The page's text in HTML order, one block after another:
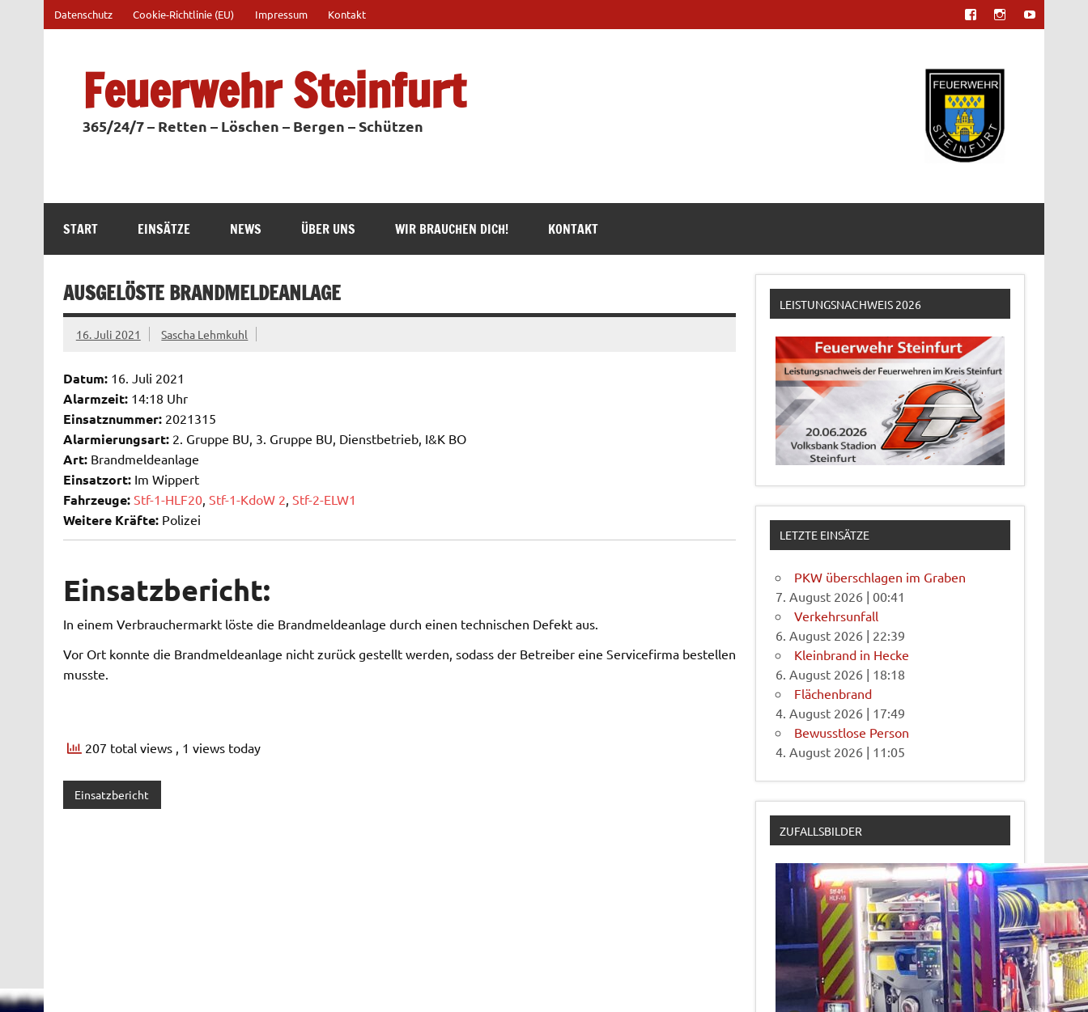
springen
Datenschutz Cookie-Richtlinie (EU) Impressum Kontakt
Feuerwehr Steinfurt
365/24/7 – Retten – Löschen – Bergen – Schützen
START EINSÄTZE NEWS ÜBER UNS WIR BRAUCHEN DICH! KONTAKT
AUSGELÖSTE BRANDMELDEANLAGE
16. Juli 2021 Sascha Lehmkuhl
Datum:16. Juli 2021
Alarmzeit:14:18 Uhr
Einsatznummer:2021315
Alarmierungsart:2. Gruppe BU, 3. Gruppe BU, Dienstbetrieb, I&K BO
Art:Brandmeldeanlage
Einsatzort:Im Wippert
Fahrzeuge: Stf-1-HLF20, Stf-1-KdoW 2, Stf-2-ELW1
Weitere Kräfte:Polizei
Einsatzbericht:
In einem Verbrauchermarkt löste die Brandmeldeanlage durch einen technischen Defekt aus.
Vor Ort konnte die Brandmeldeanlage nicht zurück gestellt werden, sodass der Betreiber eine Servicefirma bestellen
musste.
207 total views , 1 views today
Einsatzbericht
LEISTUNGSNACHWEIS 2026
LETZTE EINSÄTZE
PKW überschlagen im Graben
7. August 2026 |00:41
Verkehrsunfall
6. August 2026 | 22:39
Kleinbrand in Hecke
6. August 2026 | 18:18
Flächenbrand
4. August 2026 | 17:49
Bewusstlose Person
4. August 2026 | 11:05
ZUFALLSBILDER